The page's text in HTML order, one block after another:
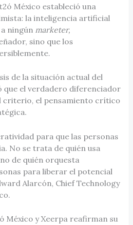
México estableció una
la inteligencia artificial
ningún marketer,
sino que los
de la situación actual del
que el verdadero diferenciador
criterio, el pensamiento crítico
para que las personas
No se trata de quién usa
de quién orquesta
para liberar el potencial
Alarcón, Chief Technology
México y Xeerpa reafirman su